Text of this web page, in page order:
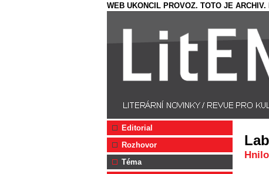
WEB UKONCIL PROVOZ. TOTO JE
Editorial
Rozhovor
Téma